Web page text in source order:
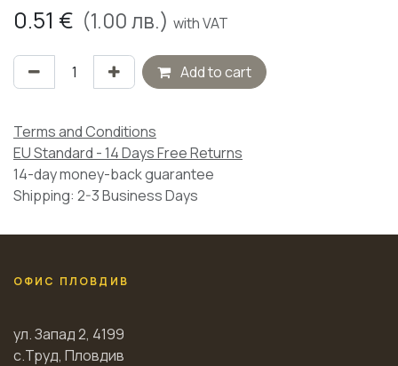
0.51 € (1.00лв.) with VAT
Add to cart
Terms and Conditions
EU Standard - 14 Days Free Returns
14-day money-back guarantee
Shipping: 2-3 Business Days
ОФИС ПЛОВДИВ
ул. Запад 2, 4199
с.Труд, Пловдив